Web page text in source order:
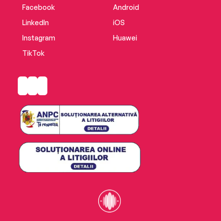
Facebook
LinkedIn
Instagram
TikTok
Android
iOS
Huawei